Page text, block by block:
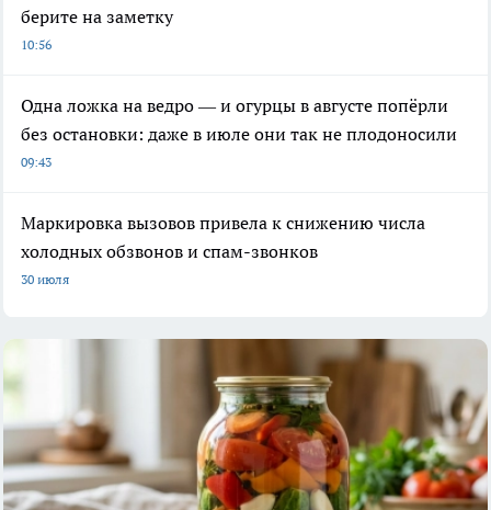
берите на заметку
10:56
Одна ложка на ведро — и огурцы в августе попёрли
без остановки: даже в июле они так не плодоносили
09:43
Маркировка вызовов привела к снижению числа
холодных обзвонов и спам-звонков
30 июля